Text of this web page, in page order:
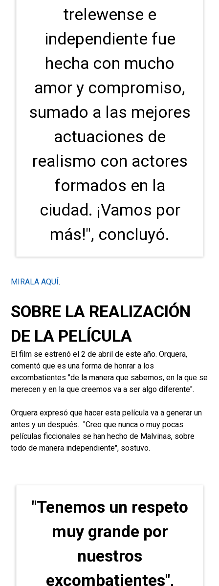
trelewense e
independiente fue
hecha con mucho
amor y compromiso,
sumado a las mejores
actuaciones de
realismo con actores
formados en la
ciudad. ¡Vamos por
más!", concluyó.
MIRALA AQUÍ .
SOBRE LA REALIZACIÓN
DE LA PELÍCULA
El film se estrenó el 2 de abril de este año. Orquera,
comentó que es una forma de honrar a los
excombatientes "de la manera que sabemos, en la que se
merecen y en la que creemos va a ser algo diferente".
Orquera expresó que hacer esta película va a generar un
antes y un después. "Creo que nunca o muy pocas
películas ficcionales se han hecho de Malvinas, sobre
todo de manera independiente", sostuvo.
"Tenemos un respeto
muy grande por
nuestros
excombatientes",